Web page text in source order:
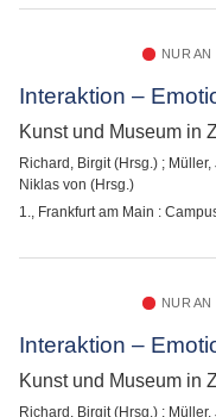
NUR
Interaktion –
Kunst und Museum in
Richard, Birgit (Hrsg.) ;
Niklas von (Hrsg.)
1., Frankfurt am Main :
NUR
Interaktion –
Kunst und Museum in
Richard, Birgit (Hrsg.) ;